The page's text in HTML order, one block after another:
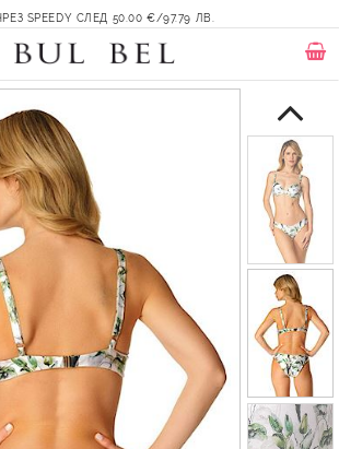
SPEEDY СЛЕД 50.00 €/97.79 ЛВ.